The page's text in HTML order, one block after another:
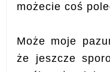
możecie coś
Może moje
że jeszcze